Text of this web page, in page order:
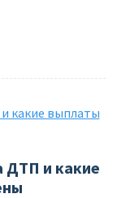
ДТП и какие